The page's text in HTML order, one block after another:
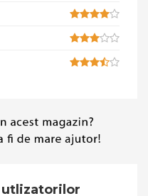
utlizatorilor